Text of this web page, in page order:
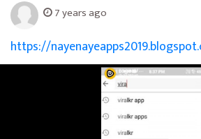
7 years ago
https://